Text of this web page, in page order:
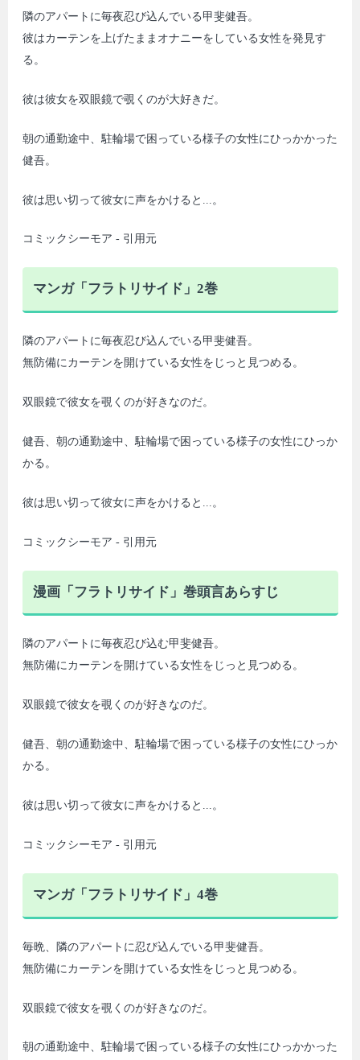
隣のアパートに毎夜忍び込んでいる甲斐健吾。
彼はカーテンを上げたままオナニーをしている女性を発見す
る。
彼は彼女を双眼鏡で覗くのが大好きだ。
朝の通勤途中、駐輪場で困っている様子の女性にひっかかった
健吾。
彼は思い切って彼女に声をかけると...。
コミックシーモア - 引用元
マンガ「フラトリサイド」2巻
隣のアパートに毎夜忍び込んでいる甲斐健吾。
無防備にカーテンを開けている女性をじっと見つめる。
双眼鏡で彼女を覗くのが好きなのだ。
健吾、朝の通勤途中、駐輪場で困っている様子の女性にひっか
かる。
彼は思い切って彼女に声をかけると...。
コミックシーモア - 引用元
漫画「フラトリサイド」巻頭言あらすじ
隣のアパートに毎夜忍び込む甲斐健吾。
無防備にカーテンを開けている女性をじっと見つめる。
双眼鏡で彼女を覗くのが好きなのだ。
健吾、朝の通勤途中、駐輪場で困っている様子の女性にひっか
かる。
彼は思い切って彼女に声をかけると...。
コミックシーモア - 引用元
マンガ「フラトリサイド」4巻
毎晩、隣のアパートに忍び込んでいる甲斐健吾。
無防備にカーテンを開けている女性をじっと見つめる。
双眼鏡で彼女を覗くのが好きなのだ。
朝の通勤途中、駐輪場で困っている様子の女性にひっかかった